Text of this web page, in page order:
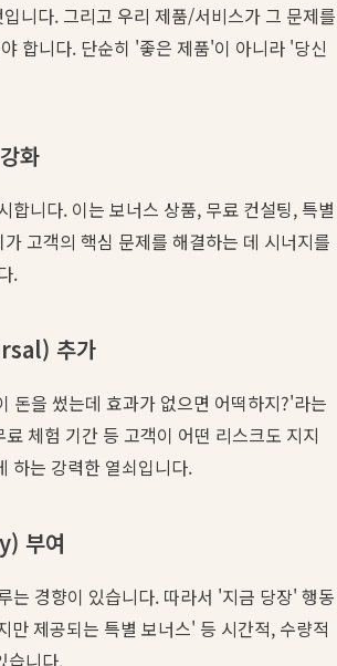
니다. 그리고 우리 제품/서비스가 그 문제를
합니다. 단순히 '좋은 제품'이 아니라 '당신
화
니다. 이는 보너스 상품, 무료 컨설팅, 특별
고객의 핵심 문제를 해결하는 데 시너지를
.
추가
돈을 썼는데 효과가 없으면 어떡하지?'라는
체험 기간 등 고객이 어떤 리스크도 지지
하는 강력한 열쇠입니다.
부여
는 경향이 있습니다. 따라서 '지금 당장' 행동
제공되는 특별 보너스' 등 시간적, 수량적
습니다.